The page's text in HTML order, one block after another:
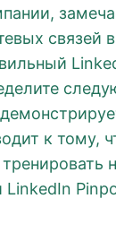
связей
к тому,